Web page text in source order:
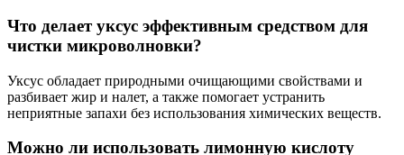
Что делает уксус эффективным средством для
чистки микроволновки?
Уксус обладает природными очищающими свойствами и
разбивает жир и налет, а также помогает устранить
неприятные запахи без использования химических веществ.
Можно ли использовать лимонную кислоту